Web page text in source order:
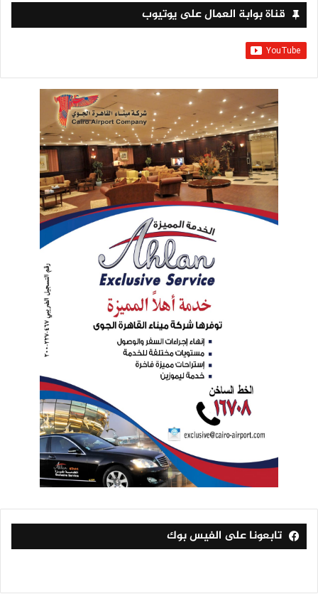
قناة بوابة العمال على يوتيوب
تابعونا على الفيس بوك